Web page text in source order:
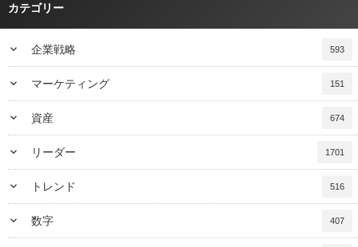
カテゴリー
keyboard_arrow_down 企業戦略 593
keyboard_arrow_down マーケティング 151
keyboard_arrow_down 資産 674
keyboard_arrow_down リーダー 1701
keyboard_arrow_down トレンド 516
keyboard_arrow_down 数字 407